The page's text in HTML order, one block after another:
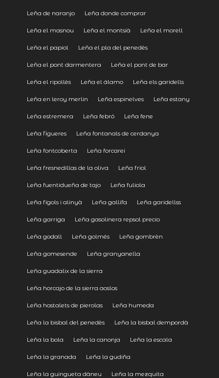
Leña de naranjo Leña donde comprar
Leña el masnou Leña el montsià Leña el morell
Leña el papiol Leña el pla del penedès
Leña el pont darmentera Leña el pont de bar
Leña el ripollès Leña el álamo Leña els garidells
Leña en leroy merlin Leña espinelves Leña estany
Leña estremera Leña febró Leña fene
Leña figueres Leña fontanals de cerdanya
Leña fontcoberta Leña forcarei
Leña fresnedillas de la oliva Leña friol
Leña fuentidueña de tajo Leña fuliola
Leña fígols i alinyà Leña gallifa Leña garidellss
Leña garriga Leña gasolinera repsol precio
Leña godall Leña golmés Leña gombrèn
Leña gomesende Leña granyanella
Leña guadalix de la sierra
Leña horcajo de la sierra aoslos
Leña hostalets de pierolas Leña humeda
Leña la bisbal del penedès Leña la bisbal dempordà
Leña la bola Leña la canonja Leña la escala
Leña la granada Leña la gudiña
Leña la guingueta dàneu Leña la mezquita